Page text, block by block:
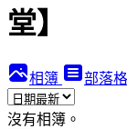
堂】
相簿 部落格
沒有相簿。